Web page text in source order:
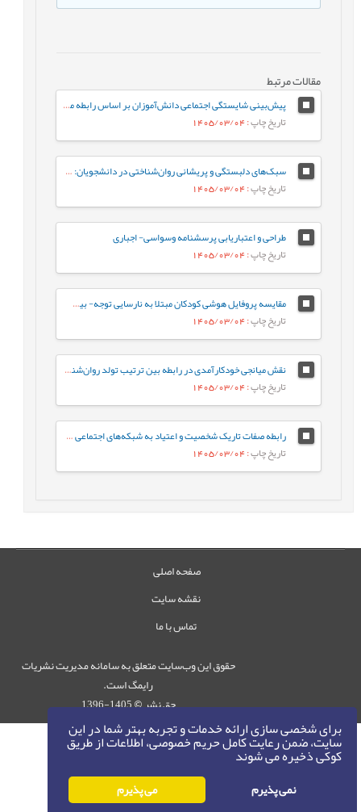
برای شخصی سازی ارائه خدمات و تجربه بهتر شما در این
سایت، ضمن رعایت کامل حریم خصوصی، اطلاعات از طریق
کوکی ذخیره می شوند
نمی پذیرم می پذیرم
مقالات مرتبط
پیش‌بینی شایستگی اجتماعی دانش‌آموزان بر اساس رابطه معلم-دانش‌آموز و احساس تعلق به مدرسه: نقش واسطه‌ای تنظیم رفتاری هیجان
تاریخ چاپ: 1405/03/04
سبک‌های دلبستگی و پریشانی روان‌شناختی در دانشجویان: نقش واسطه‌ای تنظیم هیجان بین فردی
تاریخ چاپ: 1405/03/04
طراحی و اعتباریابی پرسشنامه وسواسی- اجباری
تاریخ چاپ: 1405/03/04
مقایسه پروفایل هوشی کودکان مبتلا به نارسایی توجه- بیش‌فعالی با کودکان عادی براساس شاخص‌های جانبی و مکمل آزمون WISC-V
تاریخ چاپ: 1405/03/04
نقش میانجی خودکارآمدی در رابطه‌ بین ترتیب تولد روان‌شناختی و جوخانواده با رفتارهای جامعه پسند در دانشجویان
تاریخ چاپ: 1405/03/04
رابطه صفات تاریک شخصیت و اعتیاد به شبکه‌های اجتماعی مجازی با نقش میانجی سبک‌های مقابله‌ای
تاریخ چاپ: 1405/03/04
صفحه اصلی
نقشه سایت
تماس با ما
حقوق این وب‌سایت متعلق به سامانه مدیریت نشریات
رایمگ است.
حق نشر©
1405-1396